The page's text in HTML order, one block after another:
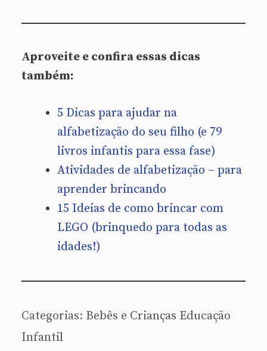
Aproveite e confira essas dicas
também:
5 Dicas para ajudar na
alfabetização do seu filho (e 79
livros infantis para essa fase)
Atividades de alfabetização – para
aprender brincando
15 Ideias de como brincar com
LEGO (brinquedo para todas as
idades!)
Categorias: Bebês e Crianças Educação
Infantil